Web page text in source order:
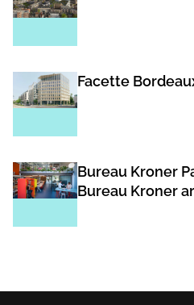
Facette
Bureau Kroner
Bureau Kroner